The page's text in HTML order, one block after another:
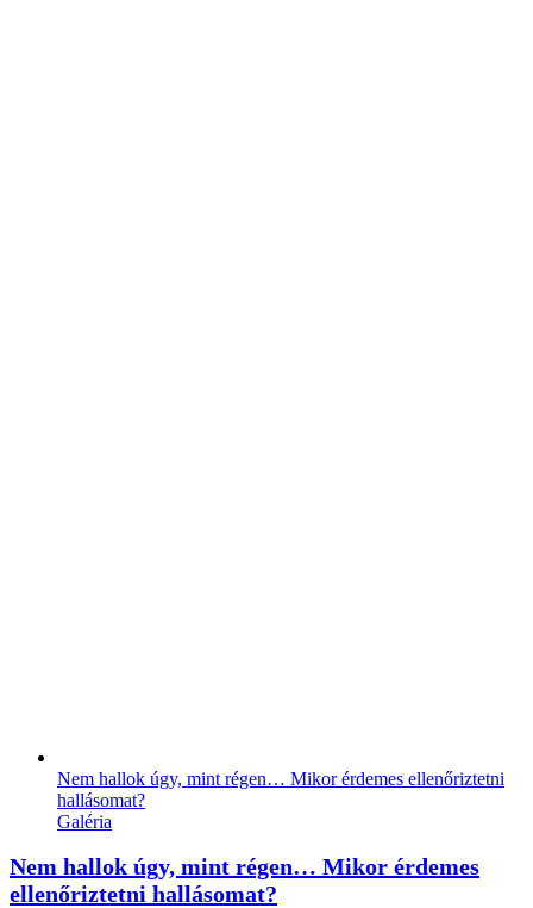
Nem hallok úgy, mint régen… Mikor érdemes ellenőriztetni
hallásomat?
Galéria
Nem hallok úgy, mint régen… Mikor érdemes
ellenőriztetni hallásomat?